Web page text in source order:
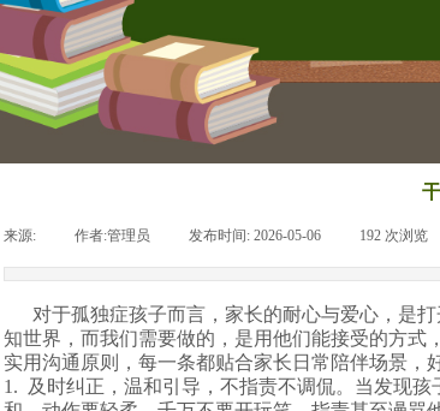
来源: 作者:管理员 发布时间: 2026-05-06 192 次浏览
对于孤独症孩子而言，家长的耐心与爱心，是打
知世界，而我们需要做的，是用他们能接受的方式
实用沟通原则，每一条都贴合家长日常陪伴场景，
1. 及时纠正，温和引导，不指责不调侃。当发现